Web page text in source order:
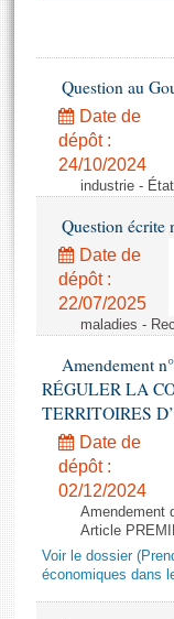
Projets de loi
Propositions de loi
Amendements
Textes adoptés
Rapports
Rapports
Rapports législatifs
Dossiers
Budget et sécurité
Questions écrites
Comptes rendus
Documents
( Constitution |
Histoire
Juniors
Anciennes
Liens vers les
Contacts et
Photos libres
Question au
Date de
dépôt :
24/10/2024
industrie -
Question écrite
Date de
dépôt :
22/07/2025
maladies -
Amendement
RÉGULER LA
TERRITOIRES
Date de
dépôt :
02/12/2024
Amendement
Article
Voir le dossier
économiques dans